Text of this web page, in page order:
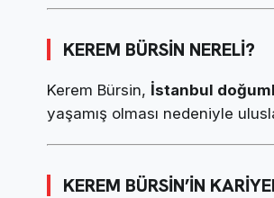
KEREM BÜRSİN NERELİ?
Kerem Bürsin, İstanbul
yaşamış olması nedeniyle
KEREM BÜRSİN’İN